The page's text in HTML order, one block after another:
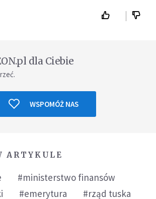
dla Ciebie
WSPOMÓŻ NAS
ARTYKULE
#ministerstwo finansów
#emerytura
#rząd tuska